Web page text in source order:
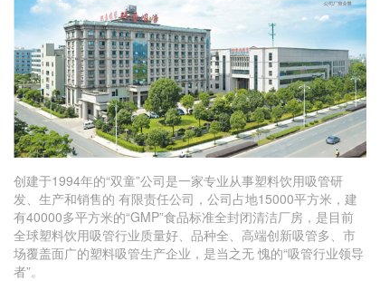
创建于1994年的“双童”公司是一家专业从事塑料饮用吸管研
发、生产和销售的 有限责任公司，公司占地15000平方米，建
有40000多平方米的“GMP”食品标准全封闭清洁厂房，是目前
全球塑料饮用吸管行业质量好、品种全、高端创新吸管多、市
场覆盖面广的塑料吸管生产企业，是当之无 愧的“吸管行业领导
者”。